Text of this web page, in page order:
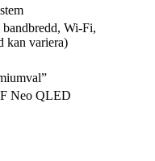
Wi‑Fi,
kan variera)
Neo QLED